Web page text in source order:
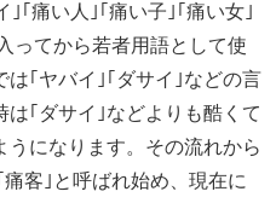
｣｢痛い人｣｢痛い子｣｢痛い女｣
ってから若者用語として使
｢ヤバイ｣｢ダサイ｣などの言
｢ダサイ｣などよりも酷くて
になります。その流れから
客｣と呼ばれ始め、現在に